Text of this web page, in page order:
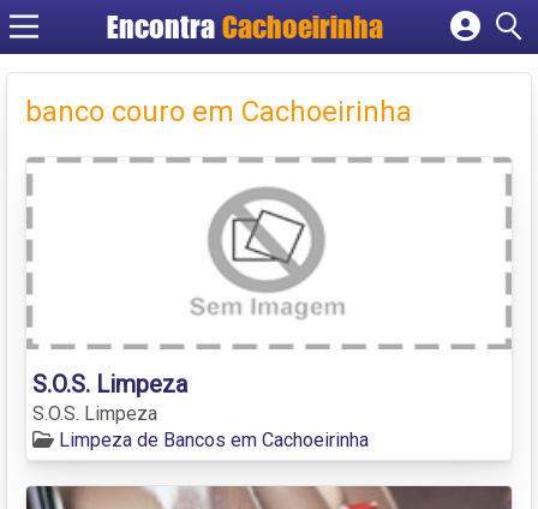
Encontra Cachoeirinha
Cadastrar empresa
Criar conta
banco couro em Cachoeirinha
S.O.S. Limpeza
S.O.S. Limpeza
Limpeza de Bancos em Cachoeirinha